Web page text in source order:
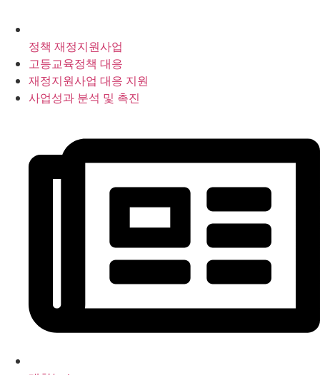
정책 재정지원사업
고등교육정책 대응
재정지원사업 대응 지원
사업성과 분석 및 촉진